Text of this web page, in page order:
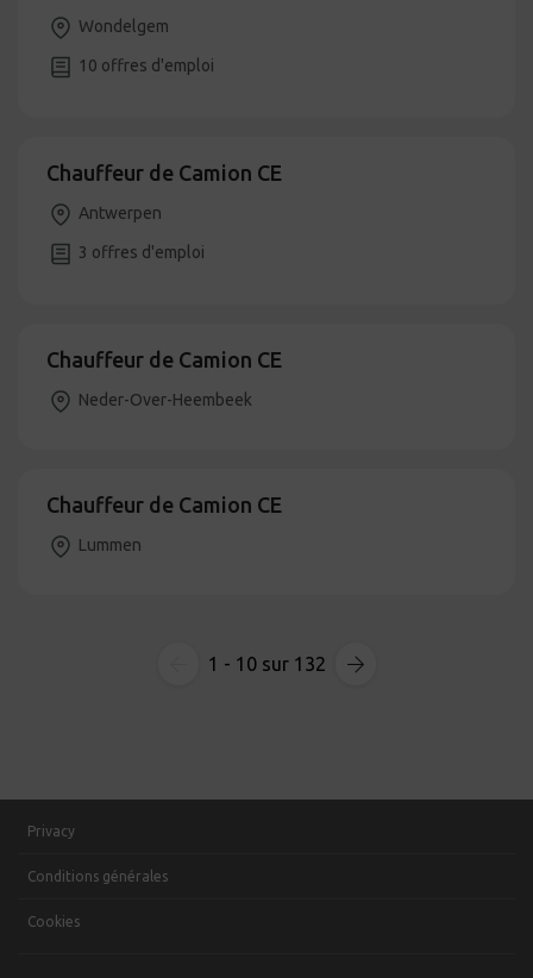
Wondelgem
10 offres d'emploi
Chauffeur de Camion CE
Antwerpen
3 offres d'emploi
Chauffeur de Camion CE
Neder-Over-Heembeek
Chauffeur de Camion CE
Lummen
1 - 10 sur 132
Privacy
Conditions générales
Cookies